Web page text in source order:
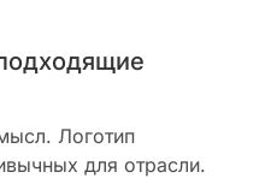
Логотип
для отрасли.